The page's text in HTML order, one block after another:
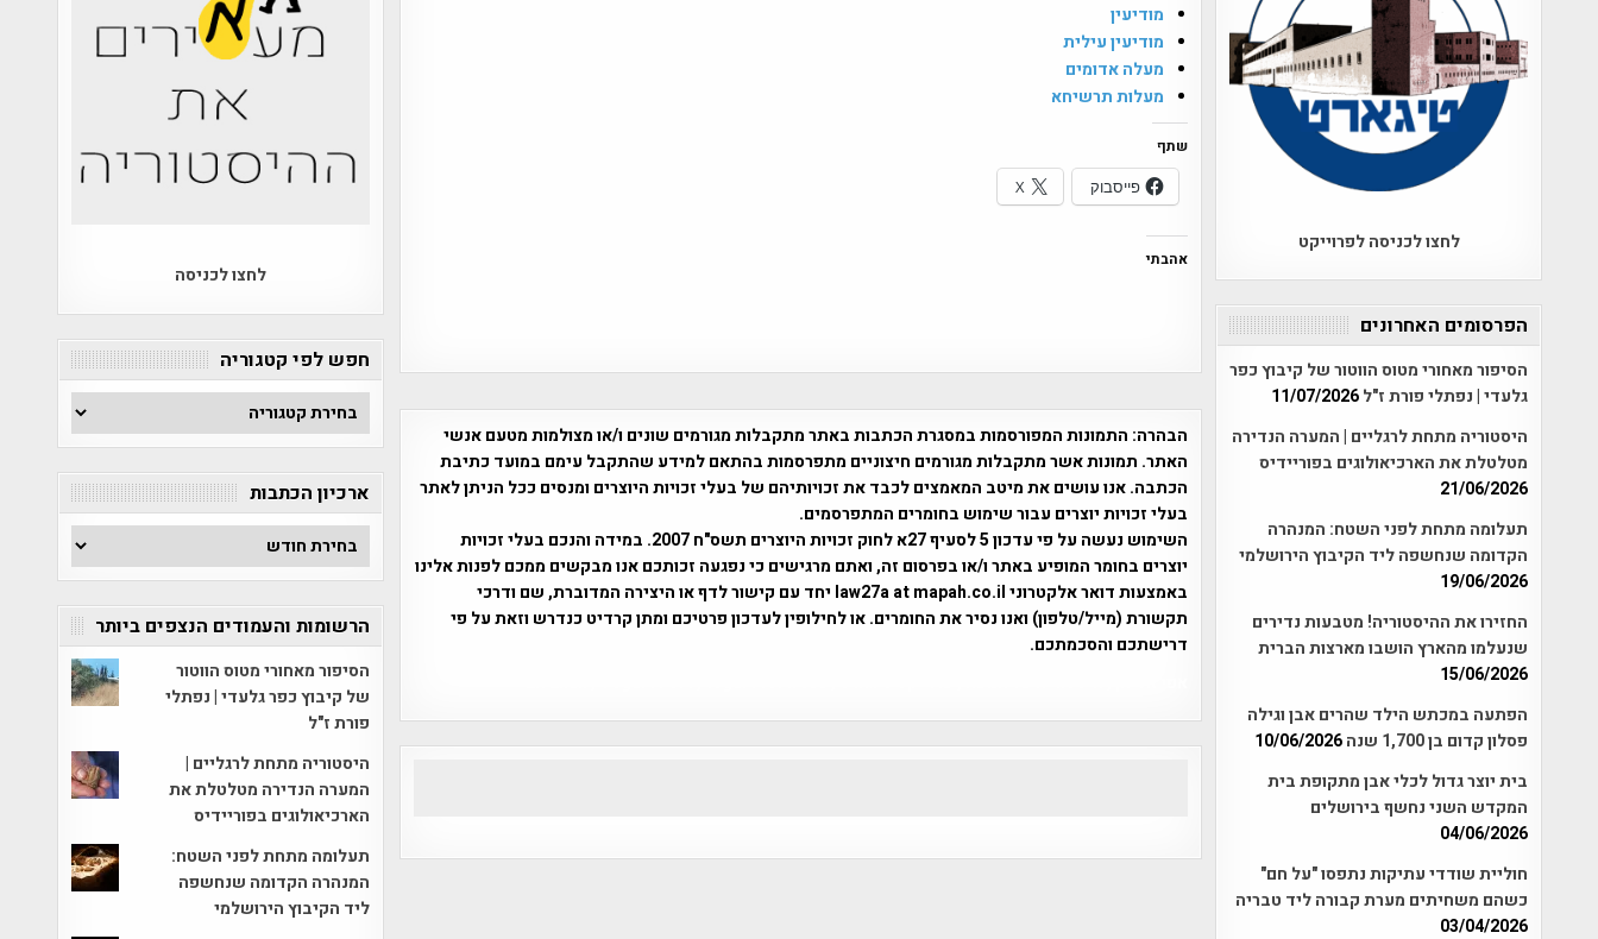
מודיעין
מודיעין עילית
מעלה אדומים
מעלות תרשיחא
שתף
פייסבוק
X
אהבתי
הבהרה: התמונות המפורסמות במסגרת הכתבות באתר מתקבלות מגורמים שונים ו/או מצולמות מטעם אנשי
האתר. תמונות אשר מתקבלות מגורמים חיצוניים מתפרסמות בהתאם למידע שהתקבל עימם במועד כתיבת
הכתבה. אנו עושים את מיטב המאמצים לכבד את זכויותיהם של בעלי זכויות היוצרים ומנסים ככל הניתן לאתר
בעלי זכויות יוצרים עבור שימוש בחומרים המתפרסמים.
השימוש נעשה על פי עדכון 5 לסעיף 27א לחוק זכויות היוצרים תשס"ח 2007. במידה והנכם בעלי זכויות
יוצרים בחומר המופיע באתר ו/או בפרסום זה, ואתם מרגישים כי נפגעה זכותכם אנו מבקשים ממכם לפנות אלינו
באמצעות דואר אלקטרוני law27a at mapah.co.il יחד עם קישור לדף או היצירה המדוברת, שם ודרכי
תקשורת (מייל/טלפון) ואנו נסיר את החומרים. או לחילופין לעדכון פרטיכם ומתן קרדיט כנדרש וזאת על פי
דרישתכם והסכמתכם.
לחצו לכניסה לפרוייקט
הפרסומים האחרונים
הסיפור מאחורי מטוס הווטור של קיבוץ כפר
גלעדי | נפתלי פורת ז"ל11/07/2026
היסטוריה מתחת לרגליים | המערה הנדירה
מטלטלת את הארכיאולוגים בפוריידיס
21/06/2026
תעלומה מתחת לפני השטח: המנהרה
הקדומה שנחשפה ליד הקיבוץ הירושלמי
19/06/2026
החזירו את ההיסטוריה! מטבעות נדירים
שנעלמו מהארץ הושבו מארצות הברית
15/06/2026
הפתעה במכתש הילד שהרים אבן וגילה
פסלון קדום בן 1,700 שנה
10/06/2026
בית יוצר גדול לכלי אבן מתקופת בית
המקדש השני נחשף בירושלים
04/06/2026
חוליית שודדי עתיקות נתפסו "על חם"
כשהם משחיתים מערת קבורה ליד טבריה
03/04/2026
לחצו לכניסה
חפש לפי קטגוריה
חפש
לפי
קטגוריה
ארכיון הכתבות
ארכיון
הכתבות
הרשומות והעמודים הנצפים ביותר
הסיפור מאחורי מטוס הווטור
של קיבוץ כפר גלעדי | נפתלי
פורת ז"ל
היסטוריה מתחת לרגליים |
המערה הנדירה מטלטלת את
הארכיאולוגים בפוריידיס
תעלומה מתחת לפני השטח:
המנהרה הקדומה שנחשפה
ליד הקיבוץ הירושלמי